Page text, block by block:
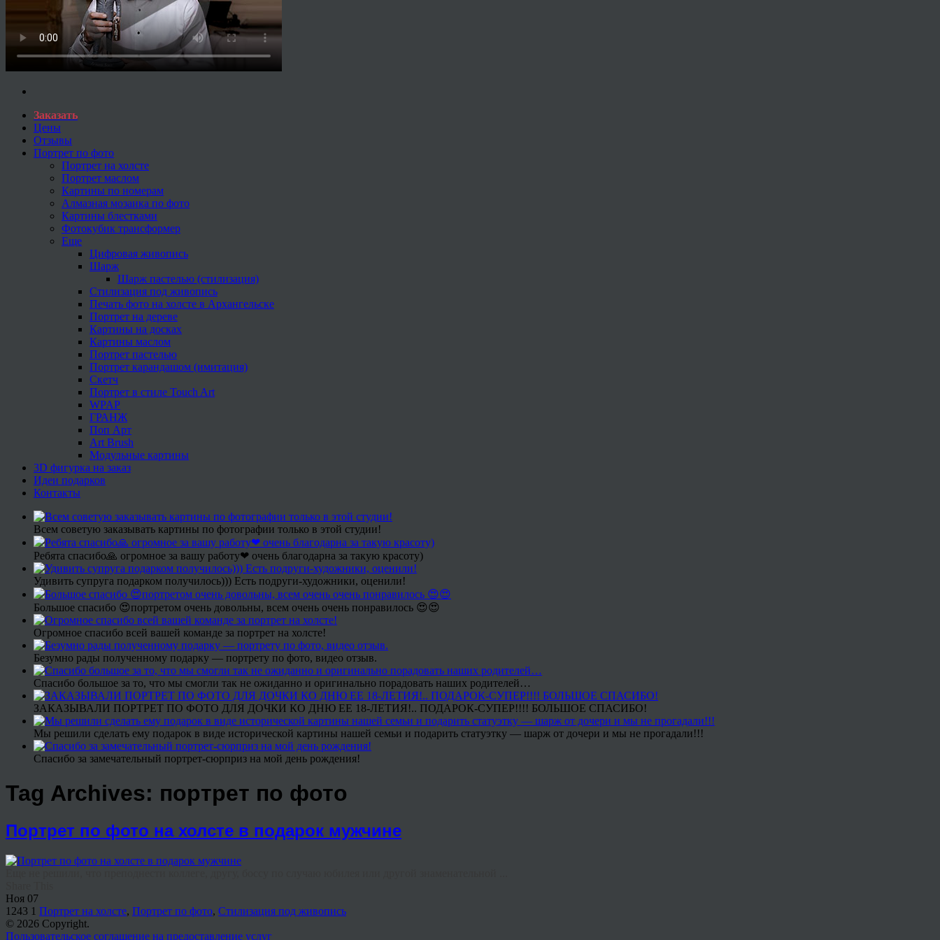
Заказать
Цены
Отзывы
Портрет по фото
Портрет на холсте
Портрет маслом
Картины по номерам
Алмазная мозаика по фото
Картины блестками
Фотокубик трансформер
Еще
Цифровая живопись
Шарж
Шарж пастелью (стилизация)
Стилизация под живопись
Печать фото на холсте в Архангельске
Портрет на дереве
Картины на досках
Картины маслом
Портрет пастелью
Портрет карандашом (имитация)
Скетч
Портрет в стиле Touch Art
WPAP
ГРАНЖ
Поп Арт
Art Brush
Модульные картины
3D фигурка на заказ
Идеи подарков
Контакты
Всем советую заказывать картины по фотографии только в этой студии!
Ребята спасибо🙏 огромное за вашу работу❤ очень благодарна за такую красоту)
Удивить супруга подарком получилось))) Есть подруги-художники, оценили!
Большое спасибо 😍портретом очень довольны, всем очень очень понравилось 😍😍
Огромное спасибо всей вашей команде за портрет на холсте!
Безумно рады полученному подарку — портрету по фото, видео отзыв.
Спасибо большое за то, что мы смогли так не ожиданно и оригинально порадовать наших родителей…
ЗАКАЗЫВАЛИ ПОРТРЕТ ПО ФОТО ДЛЯ ДОЧКИ КО ДНЮ ЕЕ 18-ЛЕТИЯ!.. ПОДАРОК-СУПЕР!!!! БОЛЬШОЕ СПАСИБО!
Мы решили сделать ему подарок в виде исторической картины нашей семьи и подарить статуэтку — шарж от дочери и мы не прогадали!!!
Спасибо за замечательный портрет-сюрприз на мой день рождения!
Tag Archives: портрет по фото
Портрет по фото на холсте в подарок мужчине
Ноя 07
1243 1 Портрет на холсте, Портрет по фото, Стилизация под живопись
© 2026 Copyright.
Пользовательское соглашение на предоставление услуг